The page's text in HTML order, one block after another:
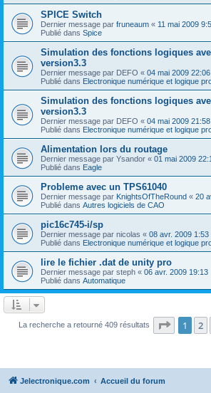
SPICE Switch
Dernier message par fruneaum « 11 mai 2009
Publié dans Spice
Simulation des fonctions logiques
version3.3
Dernier message par DEFO « 04 mai 2009 22:06
Publié dans Electronique numérique et logique
Simulation des fonctions logiques
version3.3
Dernier message par DEFO « 04 mai 2009 21:58
Publié dans Electronique numérique et logique
Alimentation lors du routage
Dernier message par Ysandor « 01 mai 2009
Publié dans Eagle
Probleme avec un TPS61040
Dernier message par KnightsOfTheRound « 20
Publié dans Autres logiciels de CAO
pic16c745-i/sp
Dernier message par nicolas « 08 avr. 2009 1:53
Publié dans Electronique numérique et logique
lire le fichier .dat de unity pro
Dernier message par steph « 06 avr. 2009 19:13
Publié dans Automatique
La recherche a retourné 409 résultats Page 1
1 2
Jelectronique.com Accueil du forum